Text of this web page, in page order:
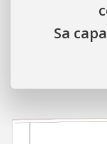
Sa